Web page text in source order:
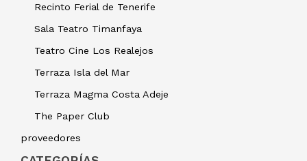
Recinto Ferial de Tenerife
Sala Teatro Timanfaya
Teatro Cine Los Realejos
Terraza Isla del Mar
Terraza Magma Costa Adeje
The Paper Club
proveedores